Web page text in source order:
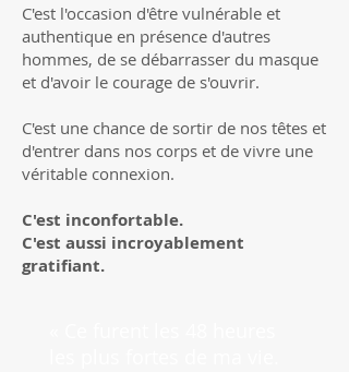
C'est l'occasion d'être vulnérable et
authentique en présence d'autres
hommes, de se débarrasser du masque
et d'avoir le courage de s'ouvrir.
C'est une chance de sortir de nos têtes et
d'entrer dans nos corps et de vivre une
véritable connexion.
C'est inconfortable.
C'est aussi incroyablement
gratifiant.